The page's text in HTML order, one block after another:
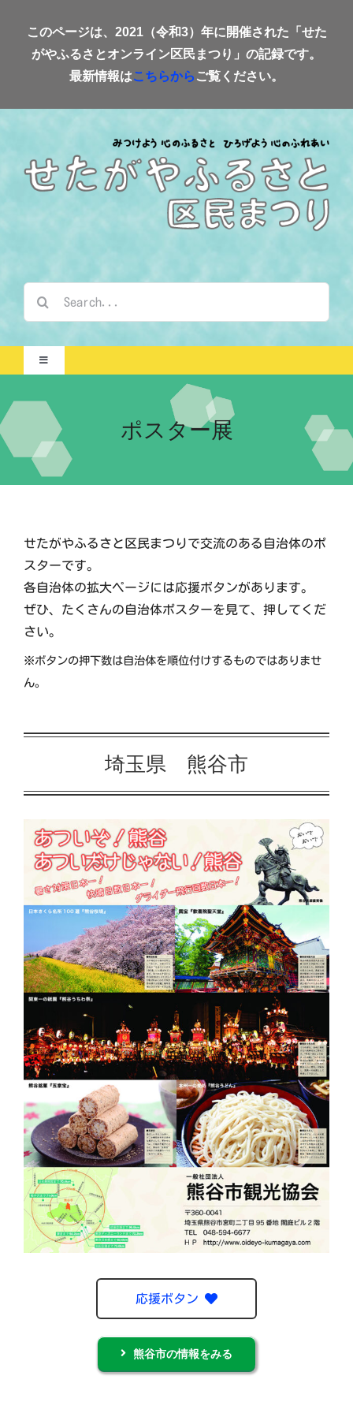
content
このページは、2021（令和3）年に開催された「せた
がやふるさとオンライン区民まつり」の記録です。
最新情報はこちらから ご覧ください。
Toggle
Navigation
ポスター展
実行委員会について
ポスター展
せたがやふるさと区民まつりで交流のある自治体のポ
スターです。
各自治体の拡大ページには応援ボタンがあります。
ぜひ、たくさんの自治体ポスターを見て、押してくだ
さい。
※ボタンの押下数は自治体を順位付けするものではありませ
ん。
埼玉県 熊谷市
応援ボタン
熊谷市の情報をみる